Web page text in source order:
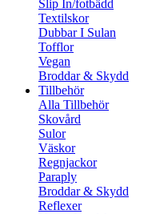
Slip In/fotbädd
Textilskor
Dubbar I Sulan
Tofflor
Vegan
Broddar & Skydd
Tillbehör
Alla Tillbehör
Skovård
Sulor
Väskor
Regnjackor
Paraply
Broddar & Skydd
Reflexer